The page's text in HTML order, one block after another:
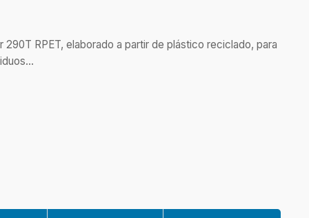
RPET, elaborado a partir de plástico reciclado, para